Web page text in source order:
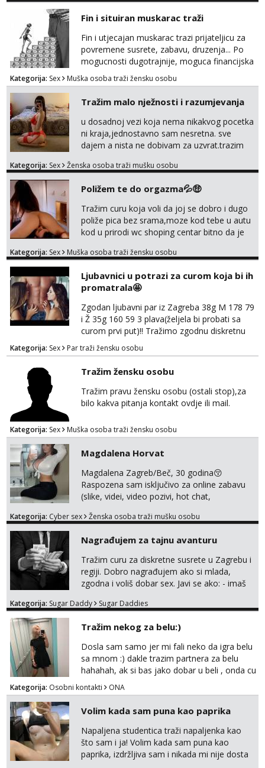
Fin i situiran muskarac traži
Fin i utjecajan muskarac trazi prijateljicu za
povremene susrete, zabavu, druzenja... Po
mogucnosti dugotrajnije, moguca financijska
potpora!
Kategorija: Sex Muška osoba traži žensku osobu
Tražim malo nježnosti i razumjevanja
u dosadnoj vezi koja nema nikakvog pocetka
ni kraja,jednostavno sam nesretna. sve
dajem a nista ne dobivam za uzvrat.trazim
trazim puno samo malo njeznosti i
poljupce po tijelu koji me jako
pale,obozavam kad muskarac preuzme
kontrolu . javi se :) Klikni na link ispod i nadji
me tamo, cekam te!
Kategorija: Sex Ženska osoba traži mušku osobu
Poližem te do orgazma💦🤑
Tražim curu koja voli da joj se dobro i dugo
poliže pica bez srama,moze kod tebe u autu
kod u prirodi wc shoping centar bitno da je
jer nisam solo. Zgodan sam i diskretan,sliku
za brz dogovor Kontakt 0958759047
Kategorija: Sex Muška osoba traži žensku osobu
Ljubavnici u potrazi za curom koja bi ih
promatrala🤩
Zgodan ljubavni par iz Zagreba 38g M 178 79
i Ž 35g 160 59 3 plava(željela bi probati sa
curom prvi put)!! Tražimo zgodnu diskretnu
curu koja bi nas promatrala dok imamo
žestok odnos. Može se pridruziti ali i ne
mora.Bitno da uzivamo diskretno anonimno
bez upoznavanja puno.Sliku mozemo
razmjeniti,ali najbolje uzivo se upoznati. Na
goo smo do 15.8 poslije tog mozemo se
Kategorija: Sex Par traži žensku osobu
Tražim žensku osobu
Tražim pravu žensku osobu (ostali stop),za
bilo kakva pitanja kontakt ovdje ili mail.
Kategorija: Sex Muška osoba traži žensku osobu
Magdalena Horvat
Magdalena Zagreb/Beč, 30 godina😚
Raspozena sam isključivo za online zabavu
(slike, videi, video pozivi, hot chat,
oglasu su MOJE❗ Instagram:
TELEGRAM: @MagdalenaMagy 👈
(ODGOVARAM JAKO BRZO TU I TU PISITE
AKO STE ZA ZABAVU)🔥 Moguće
verifkovanje prije zabave✅ JAVI MI SE I
ISPUNI SVOJE NAJVECE FANTAZIJE😈 CEKA...
Kategorija: Cyber sex Ženska osoba traži mušku osobu
Nagrađujem za tajnu avanturu
Tražim curu za diskretne susrete u Zagrebu i
regiji. Dobro nagrađujem ako si mlada,
zgodna i voliš dobar sex. Javi se ako: - imaš
kosu - se dobro ljubiš - si fleksibilna s
dostupna radnim danom (vikendi i noći su za
obitelj) - vodiš brigu o zdravlju i koristiš
zaštitu Ne javljajte se: - debele - frajeri i
paro...
Kategorija: Sugar Daddy Sugar Daddies
Tražim nekog za belu:)
Dosla sam samo jer mi fali neko da igra belu
sa mnom :) dakle trazim partnera za belu
hahahah, ak si bas jako dobar u beli , onda cu
razmislit za dalje Klikni na link ispod i nadji me
tamo, cekam te!
Kategorija: Osobni kontakti ONA
Volim kada sam puna kao paprika
Napaljena studentica traži napaljenka kao
što sam i ja! Volim kada sam puna kao
paprika, izdržljiva sam i nikada mi nije dosta